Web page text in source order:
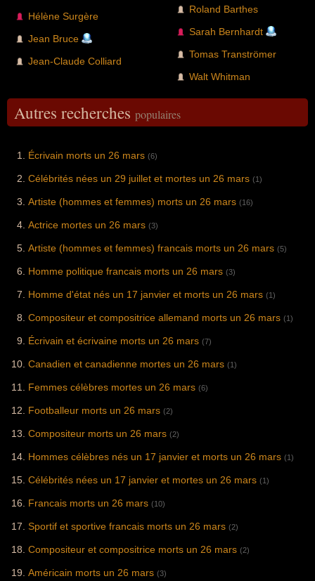
Hélène Surgère
Jean Bruce
Jean-Claude Colliard
Roland Barthes
Sarah Bernhardt
Tomas Tranströmer
Walt Whitman
Autres recherches populaires
Écrivain morts un 26 mars (6)
Célébrités nées un 29 juillet et mortes un 26 mars (1)
Artiste (hommes et femmes) morts un 26 mars (16)
Actrice mortes un 26 mars (3)
Artiste (hommes et femmes) francais morts un 26 mars (5)
Homme politique francais morts un 26 mars (3)
Homme d'état nés un 17 janvier et morts un 26 mars (1)
Compositeur et compositrice allemand morts un 26 mars (1)
Écrivain et écrivaine morts un 26 mars (7)
Canadien et canadienne mortes un 26 mars (1)
Femmes célèbres mortes un 26 mars (6)
Footballeur morts un 26 mars (2)
Compositeur morts un 26 mars (2)
Hommes célèbres nés un 17 janvier et morts un 26 mars (1)
Célébrités nées un 17 janvier et mortes un 26 mars (1)
Francais morts un 26 mars (10)
Sportif et sportive francais morts un 26 mars (2)
Compositeur et compositrice morts un 26 mars (2)
Américain morts un 26 mars (3)